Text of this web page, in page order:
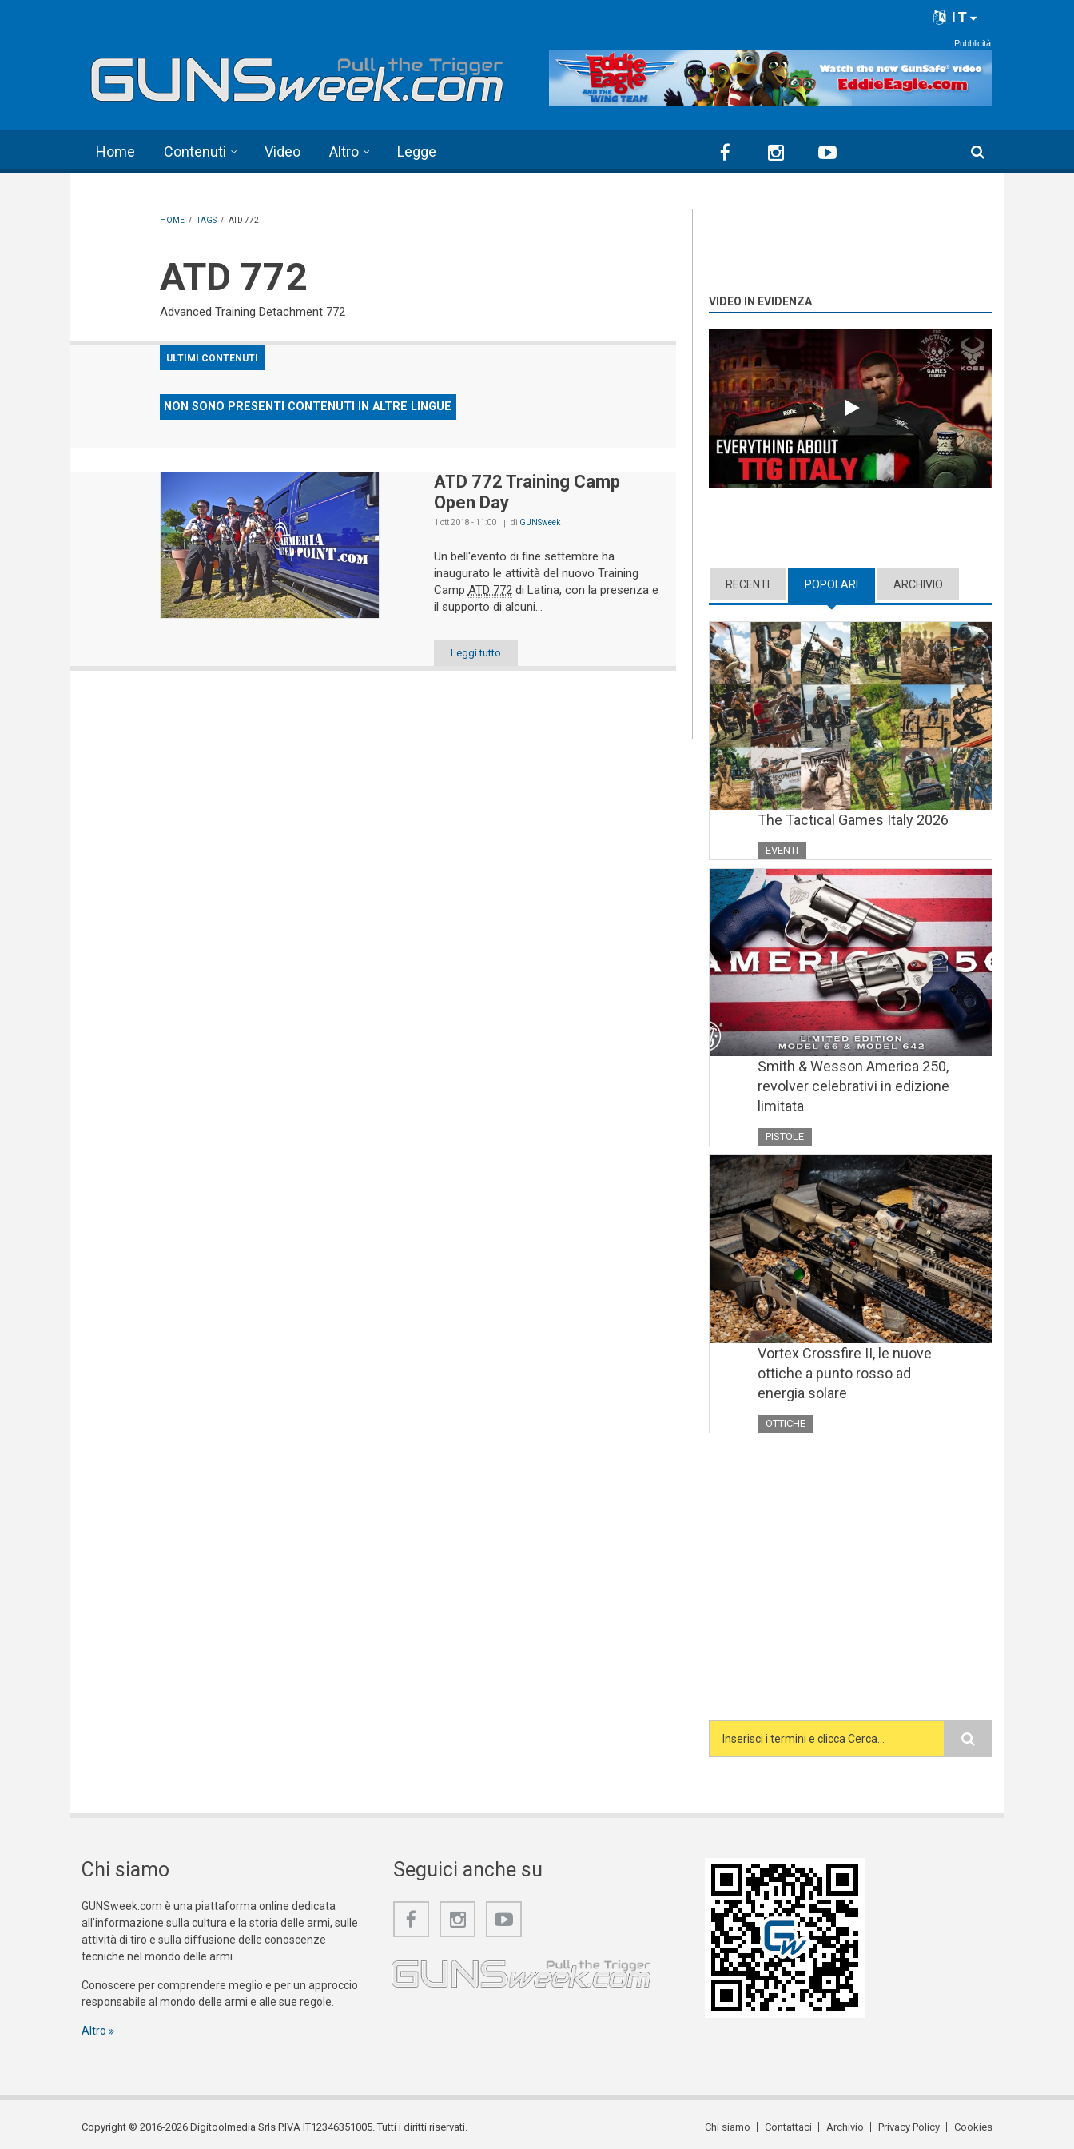
IT
Pubblicità
Home Contenuti Video Altro Legge
HOME / TAGS / ATD 772
ATD 772
Advanced Training Detachment 772
ULTIMI CONTENUTI
NON SONO PRESENTI CONTENUTI IN ALTRE LINGUE
ATD 772 Training Camp
Open Day
1 ott 2018 - 11:00 di GUNSweek
Un bell'evento di fine settembre ha
inaugurato le attività del nuovo Training
Camp ATD 772di Latina, con la presenza e
il supporto di alcuni...
Leggi tutto
VIDEO IN EVIDENZA
Play
RECENTI POPOLARI (ACTIVE TAB)
ARCHIVIO
The Tactical Games Italy 2026
EVENTI
Smith & Wesson America 250,
revolver celebrativi in edizione
limitata
PISTOLE
Vortex Crossfire II, le nuove
ottiche a punto rosso ad
energia solare
OTTICHE
Search form
Chi siamo
GUNSweek.com è una piattaforma online dedicata
all'informazione sulla cultura e la storia delle armi, sulle
attività di tiro e sulla diffusione delle conoscenze
tecniche nel mondo delle armi.
Conoscere per comprendere meglio e per un approccio
responsabile al mondo delle armi e alle sue regole.
Altro
Seguici anche su
Copyright © 2016-2026 Digitoolmedia Srls P.IVA IT12346351005. Tutti i diritti riservati. Chi siamo Contattaci Archivio Privacy Policy Cookies